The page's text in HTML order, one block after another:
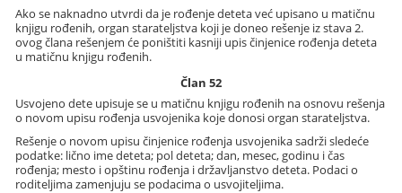
Ako se naknadno utvrdi da je rođenje deteta već upisano u matičnu
knjigu rođenih, organ starateljstva koji je doneo rešenje iz stava 2.
ovog člana rešenjem će poništiti kasniji upis činjenice rođenja deteta
u matičnu knjigu rođenih.
Član 52
Usvojeno dete upisuje se u matičnu knjigu rođenih na osnovu rešenja
o novom upisu rođenja usvojenika koje donosi organ starateljstva.
Rešenje o novom upisu činjenice rođenja usvojenika sadrži sledeće
podatke: lično ime deteta; pol deteta; dan, mesec, godinu i čas
rođenja; mesto i opštinu rođenja i državljanstvo deteta. Podaci o
roditeljima zamenjuju se podacima o usvojiteljima.